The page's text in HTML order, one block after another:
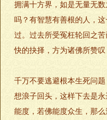
拥满十方界，如是无量无
吗？有智慧有善根的人，
过。过去所受冤枉轮回之
快的抉择，方为诸佛所赞叹
千万不要逃避根本生死问
想浪子回头，这样下去是
能度，若佛能度众生，那